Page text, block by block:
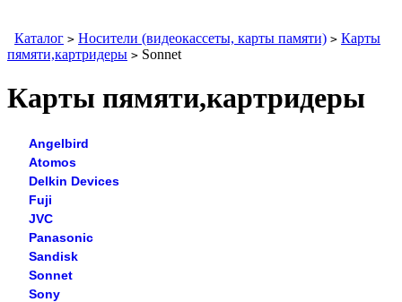
Каталог > Носители (видеокассеты, карты памяти) > Карты
пямяти,картридеры > Sonnet
Карты пямяти,картридеры
Angelbird
Atomos
Delkin Devices
Fuji
JVC
Panasonic
Sandisk
Sonnet
Sony